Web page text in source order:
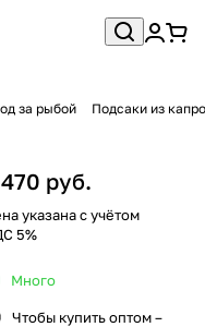
за рыбой Подсаки из
руб.
указана с учётом
5%
Много
Чтобы купить оптом –